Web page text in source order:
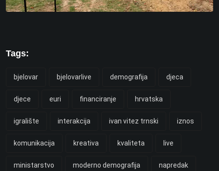
Tags:
bjelovar bjelovarlive demografija djeca
djece euri financiranje hrvatska
igralište interakcija ivan vitez trnski iznos
komunikacija kreativa kvaliteta live
ministarstvo moderno demografija napredak